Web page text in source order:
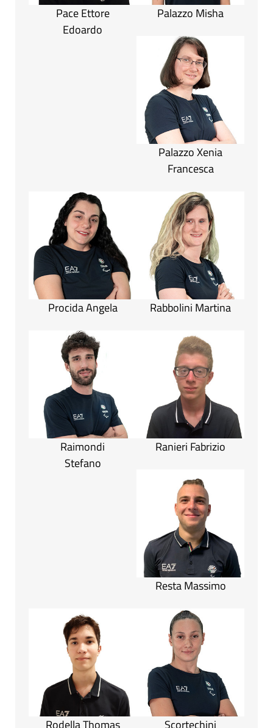
Pace Ettore
Edoardo
Palazzo Misha
Palazzo Xenia
Francesca
Procida Angela Rabbolini Martina
Raimondi
Stefano
Ranieri Fabrizio
Resta Massimo